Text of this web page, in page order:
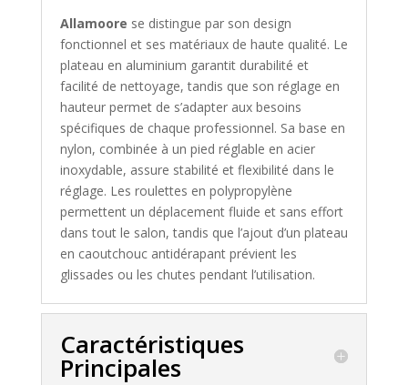
Allamoore se distingue par son design
fonctionnel et ses matériaux de haute qualité. Le
plateau en aluminium garantit durabilité et
facilité de nettoyage, tandis que son réglage en
hauteur permet de s’adapter aux besoins
spécifiques de chaque professionnel. Sa base en
nylon, combinée à un pied réglable en acier
inoxydable, assure stabilité et flexibilité dans le
réglage. Les roulettes en polypropylène
permettent un déplacement fluide et sans effort
dans tout le salon, tandis que l’ajout d’un plateau
en caoutchouc antidérapant prévient les
glissades ou les chutes pendant l’utilisation.
Caractéristiques
Principales